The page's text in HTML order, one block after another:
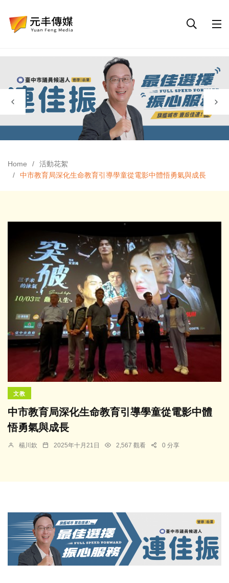
Home
活動花絮
中市教育局深化生命教育引導學童從電影中體悟勇氣與成長
文教
中市教育局深化生命教育引導學童從電影中體
悟勇氣與成長
楊川欽 2025年十月21日 2,567 觀看 0 分享